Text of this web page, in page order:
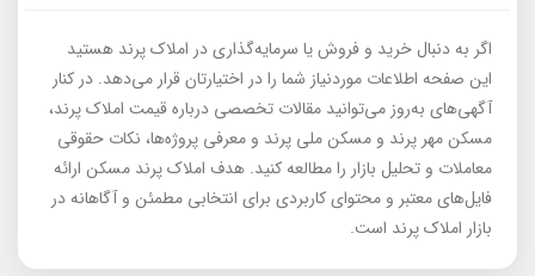
اگر به دنبال خرید و فروش یا سرمایه‌گذاری در املاک پرند هستید
این صفحه اطلاعات موردنیاز شما را در اختیارتان قرار می‌دهد. در کنار
آگهی‌های به‌روز می‌توانید مقالات تخصصی درباره قیمت املاک پرند،
مسکن مهر پرند و مسکن ملی پرند و معرفی پروژه‌ها، نکات حقوقی
معاملات و تحلیل بازار را مطالعه کنید. هدف املاک پرند مسکن ارائه
فایل‌های معتبر و محتوای کاربردی برای انتخابی مطمئن و آگاهانه در
بازار املاک پرند است.